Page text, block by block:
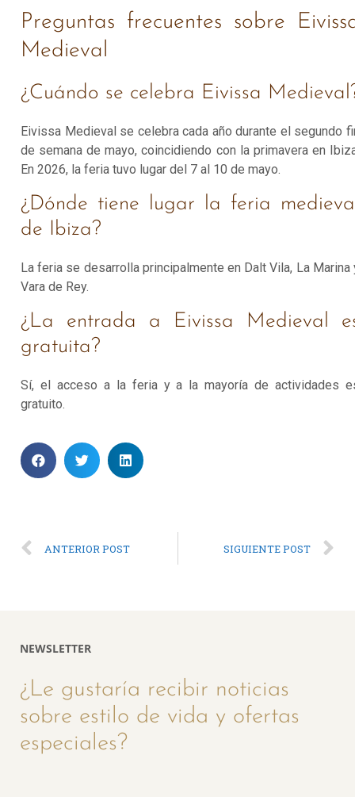
Preguntas frecuentes sobre
Medieval
¿Cuándo se celebra Eivissa
Eivissa Medieval se celebra cada año durante el segundo
de semana de mayo, coincidiendo con la primavera en
En 2026, la feria tuvo lugar del 7 al 10 de mayo.
¿Dónde tiene lugar la feria
de Ibiza?
La feria se desarrolla principalmente en Dalt Vila, La Marina
Vara de Rey.
¿La entrada a Eivissa Medieval
gratuita?
Sí, el acceso a la feria y a la mayoría de actividades
gratuito.
ANTERIOR POST SIGUIENTE POST
NEWSLETTER
¿Le gustaría recibir noticias
sobre estilo de vida y ofertas
especiales?